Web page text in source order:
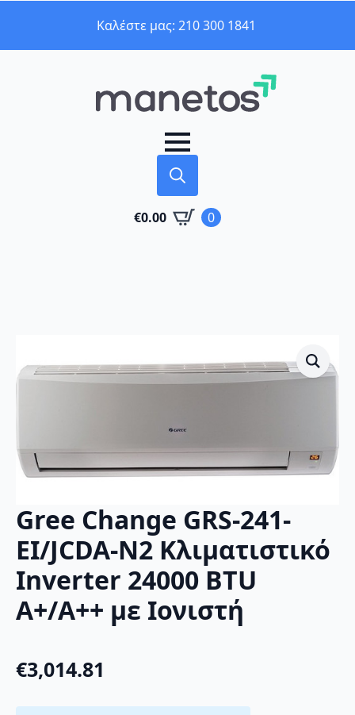
Καλέστε μας: 210 300 1841
for:
€0.00 0
Gree Change GRS-241-
EI/JCDA-N2 Κλιματιστικό
Inverter 24000 BTU
A+/A++ με Ιονιστή
€3,014.81